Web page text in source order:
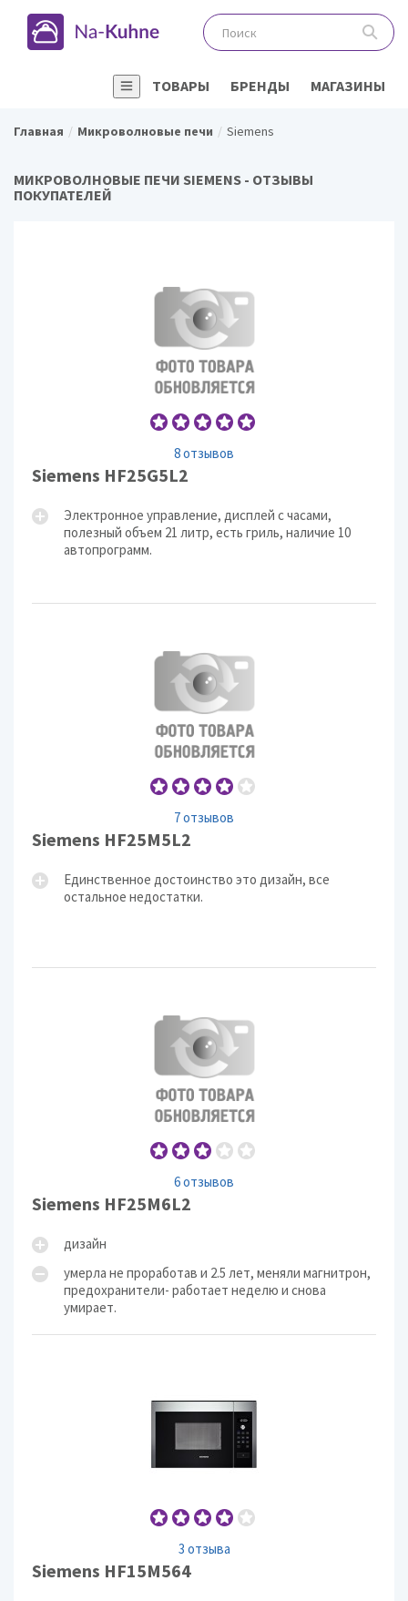
ТОВАРЫ БРЕНДЫ МАГАЗИНЫ
Главная Микроволновые печи Siemens
МИКРОВОЛНОВЫЕ ПЕЧИ SIEMENS - ОТЗЫВЫ
ПОКУПАТЕЛЕЙ
8 отзывов
Siemens HF25G5L2
Электронное управление, дисплей с часами,
полезный объем 21 литр, есть гриль, наличие 10
автопрограмм.
7 отзывов
Siemens HF25M5L2
Единственное достоинство это дизайн, все
остальное недостатки.
6 отзывов
Siemens HF25M6L2
дизайн
умерла не проработав и 2.5 лет, меняли магнитрон,
предохранители- работает неделю и снова
умирает.
3 отзыва
Siemens HF15M564